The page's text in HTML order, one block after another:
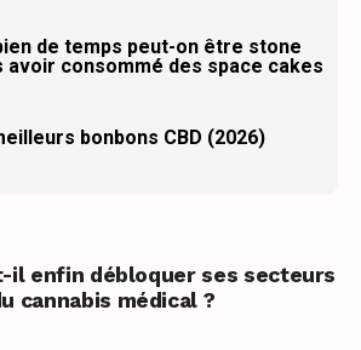
de temps peut-on être stone
avoir consommé des space cakes
bonbons CBD (2026)
il enfin débloquer ses secteurs
cannabis médical ?